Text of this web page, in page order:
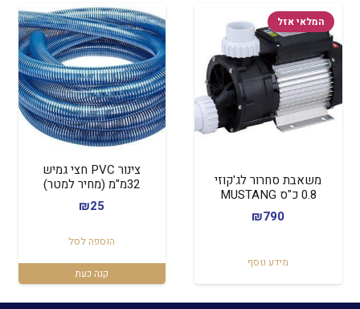
המלאי אזל
משאבת סחרור לג'קוזי
0.8 כ"ס MUSTANG
₪790
מידע נוסף
צינור PVC חצי גמיש
32מ"מ (מחיר למטר)
₪25
הוספה לסל
קנה כעת